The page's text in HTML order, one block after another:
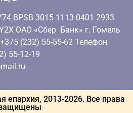
BPSB 3015 1113 0401 2933
ОАО «Сбер Банк» г. Гомель
(232) 55-55-62 Телефон
55-12-19
епархия, 2013-2026. Все права